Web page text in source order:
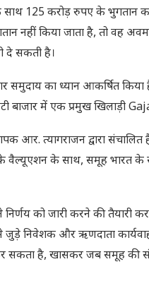
125 करोड़ रुपए के भुगतान का
नहीं किया जाता है, तो वह
दे सकती है।
समुदाय का ध्यान आकर्षित
बाजार में एक प्रमुख
आर. त्यागराजन द्वारा
के साथ, समूह भारत के
को जारी करने की तैयारी
जुड़े निवेशक और ऋणदाता
सकता है, खासकर जब समूह की